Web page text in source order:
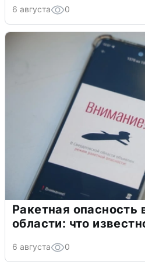
6 августа 0
Ракетная опасность
области: что
6 августа 0